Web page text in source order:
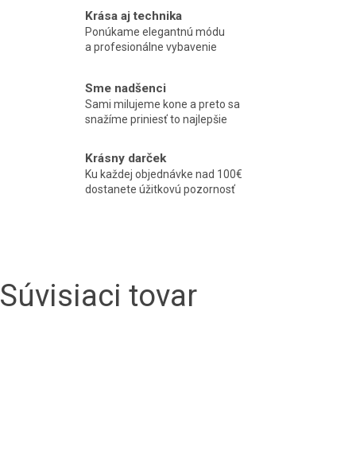
Krása aj technika
Ponúkame elegantnú módu
a profesionálne vybavenie
Sme nadšenci
Sami milujeme kone a preto sa
snažíme priniesť to najlepšie
Krásny darček
Ku každej objednávke nad 100€
dostanete úžitkovú pozornosť
Súvisiaci tovar